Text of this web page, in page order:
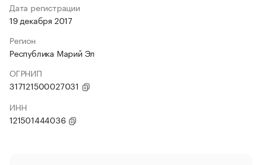
Дата регистрации
19 декабря 2017
Регион
Республика Марий Эл
ОГРНИП
317121500027031
ИНН
121501444036